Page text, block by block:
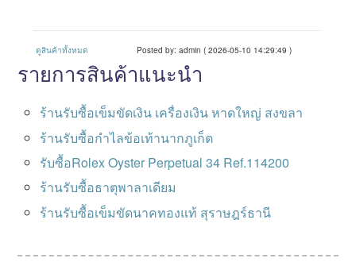
ดูสินค้าทั้งหมด Posted by: admin ( 2026-05-10 14:29:49 )
รายการสินค้าแนะนำ
ร้านรับซื้อเข็มขัดเงิน เครื่องเงิน หาดใหญ่ สงขลา
ร้านรับซื้อกำไลข้อเท้านากภูเก็ต
รับซื้อRolex Oyster Perpetual 34 Ref.114200
ร้านรับซื้อธาตุพาลาเดียม
ร้านรับซื้อเข็มขัดนาคทองแท้ สุราษฎร์ธานี